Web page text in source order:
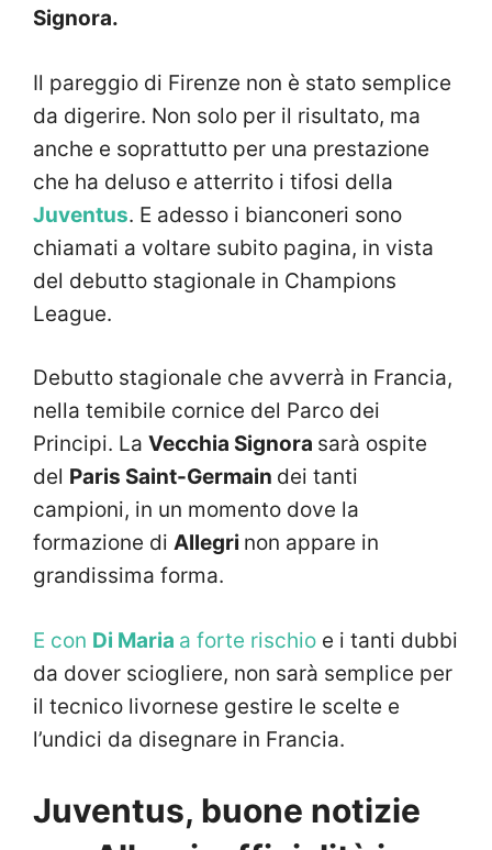
Signora.
Il pareggio di Firenze non è stato semplice
da digerire. Non solo per il risultato, ma
anche e soprattutto per una prestazione
che ha deluso e atterrito i tifosi della
Juventus. E adesso i bianconeri sono
chiamati a voltare subito pagina, in vista
del debutto stagionale in Champions
League.
Debutto stagionale che avverrà in Francia,
nella temibile cornice del Parco dei
Principi. La Vecchia Signora sarà ospite
del Paris Saint-Germain dei tanti
campioni, in un momento dove la
formazione di Allegri non appare in
grandissima forma.
E con Di Maria a forte rischio e i tanti dubbi
da dover sciogliere, non sarà semplice per
il tecnico livornese gestire le scelte e
l’undici da disegnare in Francia.
Juventus, buone notizie